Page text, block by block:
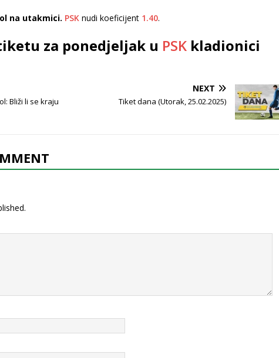
na utakmici. PSK nudi koeficijent 1.40.
za ponedjeljak u PSK kladionici
Bliži li se kraju
NEXT
Tiket dana (Utorak, 25.02.2025)